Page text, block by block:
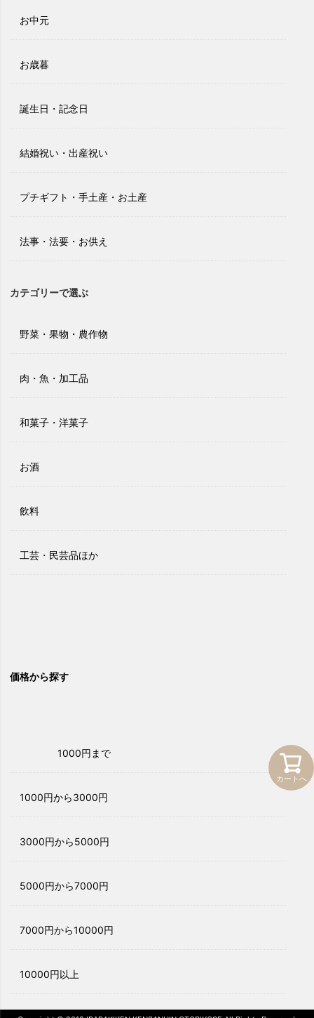
お中元
お歳暮
誕生日・記念日
結婚祝い・出産祝い
プチギフト・手土産・お土産
法事・法要・お供え
カテゴリーで選ぶ
野菜・果物・農作物
肉・魚・加工品
和菓子・洋菓子
お酒
飲料
工芸・民芸品ほか
価格から探す
1000円まで
1000円から3000円
3000円から5000円
5000円から7000円
7000円から10000円
10000円以上
カートへ